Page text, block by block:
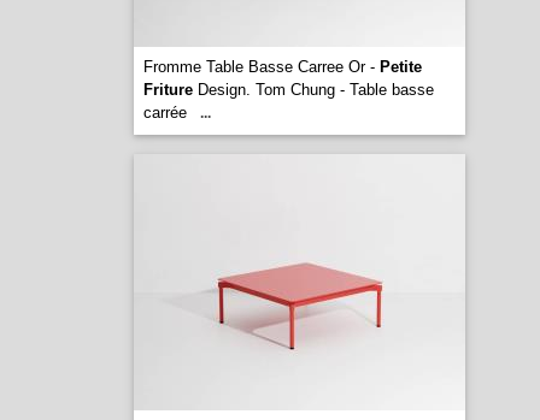
Fromme Table Basse Carree Or - Petite
FritureDesign. Tom Chung - Table basse
carrée
...